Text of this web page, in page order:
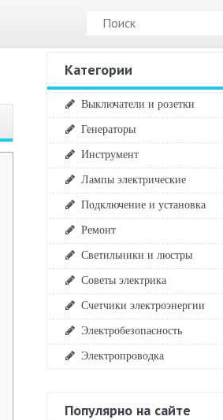
Категории
Выключатели и розетки
Генераторы
Инструмент
Лампы электрические
Подключение и установка
Ремонт
Светильники и люстры
Советы электрика
Счетчики электроэнергии
Электробезопасность
Электропроводка
Популярно на сайте